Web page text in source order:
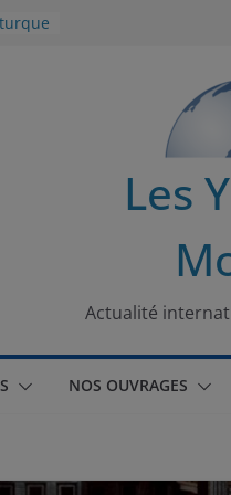
Les
Actualité
NOS OUVRAGES